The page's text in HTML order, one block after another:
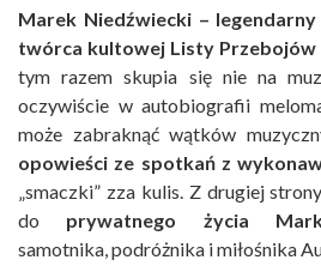
Marek Niedźwiecki – legendarny
twórca kultowej Listy Przebojów
tym razem skupia się nie na
oczywiście w autobiografii
może zabraknąć wątków
opowieści ze spotkań z
„smaczki” zza kulis. Z drugiej
do prywatnego życia
samotnika, podróżnika i miłośnika